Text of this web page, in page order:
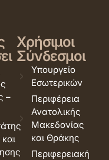
–
Χρήσιμοι
Σύνδεσμοι
Υπουργείο
Εσωτερικών
Περιφέρεια
Ανατολικής
Μακεδονίας
και Θράκης
Περιφερειακή